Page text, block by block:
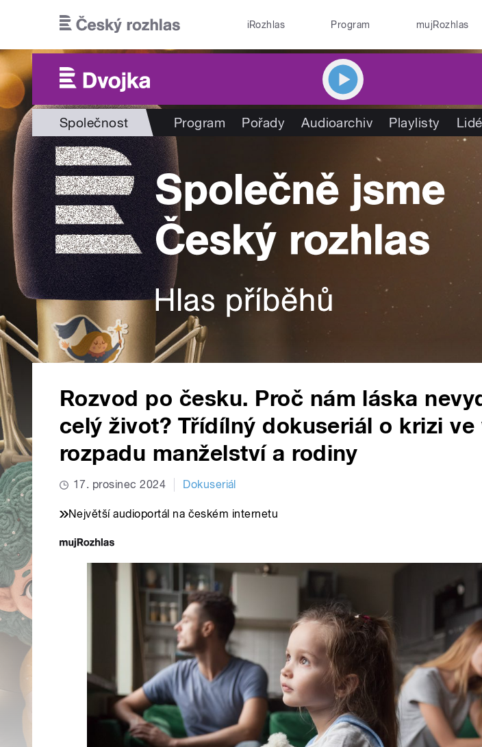
iRozhlas Program mujRozhlas
Společnost Program Pořady Audioarchiv Playlisty Lidé
Rozvod po česku. Proč nám láska
celý život? Třídílný dokuseriál o krizi ve
rozpadu manželství a rodiny
17. prosinec 2024 Dokuseriál
Největší audioportál na českém internetu